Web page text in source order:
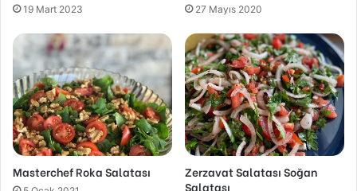
19 Mart 2023 27 Mayıs 2020
Masterchef Roka Salatası
Zerzavat Salatası Soğan
Salatası